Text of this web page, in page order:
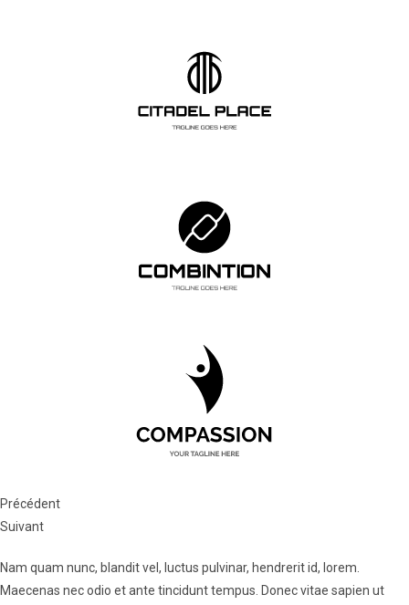
Précédent
Suivant
Nam quam nunc, blandit vel, luctus pulvinar, hendrerit id, lorem.
Maecenas nec odio et ante tincidunt tempus. Donec vitae sapien ut